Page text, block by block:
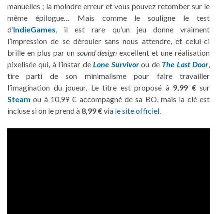
manuelles ; la moindre erreur et vous pouvez retomber sur le
même épilogue… Mais comme le souligne le test
d’IndieGames, il est rare qu’un jeu donne vraiment
l’impression de se dérouler sans nous attendre, et celui-ci
brille en plus par un sound design excellent et une réalisation
pixelisée qui, à l’instar deLone Survivorou de The Last Door,
tire parti de son minimalisme pour faire travailler
l’imagination du joueur. Le titre est proposé à 9,99 €sur
Steam ou à 10,99 € accompagné de sa BO, mais la clé est
incluse si on le prend à 8,99 €via le site officiel.